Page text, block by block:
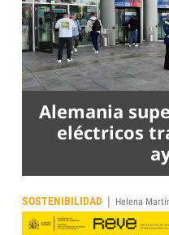
Alemania
eléctricos
SOSTENIBILIDAD | Helena